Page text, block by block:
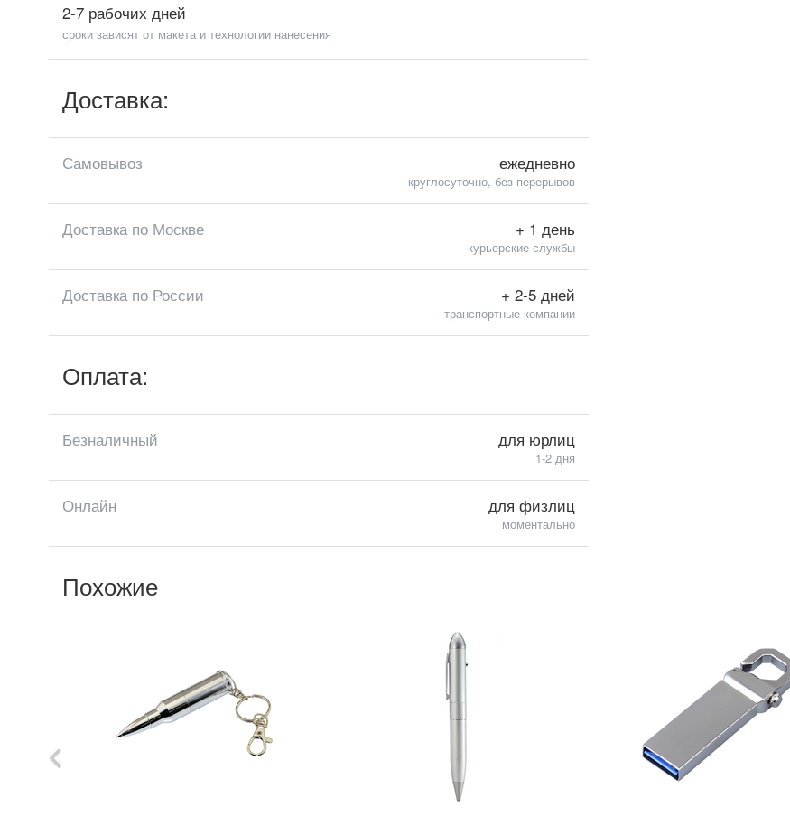
2-7 рабочих дней
сроки зависят от макета и технологии нанесения
Доставка:
Самовывоз ежедневно
круглосуточно, без перерывов
Доставка по Москве + 1 день
курьерские службы
Доставка по России + 2-5 дней
транспортные компании
Оплата:
Безналичный для юрлиц
1-2 дня
Онлайн для физлиц
моментально
Похожие